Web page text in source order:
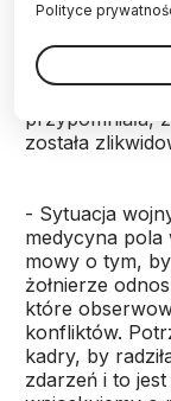
W czwartek w
rządowego
Akademii
przypomniała,
została
- Sytuacja
medycyna pola
mowy o tym,
żołnierze
które
konfliktów.
kadry, by
zdarzeń i to
Polityce